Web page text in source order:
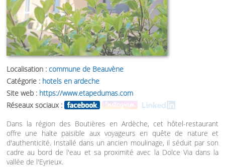
Localisation : commune de Beauvène
Catégorie : hotels en ardeche
Site web : https://www.etapedumas.com
Réseaux sociaux :
Dans la région des Boutières en Ardèche, cet hôtel-restaurant
offre une halte paisible aux voyageurs en quête de nature et
d'authenticité. Installé dans un ancien moulinage, il séduit par son
cadre au bord de l'eau et sa proximité avec la Dolce Via dans la
vallée de l'Eyrieux.